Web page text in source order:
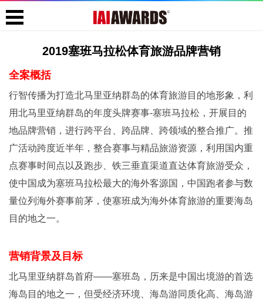
2019塞班马拉松体育旅游品牌营销
全案概括
行智传播为打造北马里亚纳群岛的体育旅游目的地形象，利
用北马里亚纳群岛的年度头牌赛事-塞班马拉松，开展目的
地品牌营销，进行跨平台、跨品牌、跨领域的整合推广。推
广活动跨度近半年，整合赛事与精品旅游资源，利用国内重
点赛事时间点以及跑步、铁三垂直渠道直达体育旅游受众，
使中国成为塞班马拉松最大的海外客源国，中国跑者参与数
量位列海外赛事前茅，使塞班成为海外体育旅游的重要海岛
目的地之一。
营销背景及目标
北马里亚纳群岛首府——塞班岛，历来是中国出境游的首选
海岛目的地之一，但受经济环境、海岛游同质化高、海岛游